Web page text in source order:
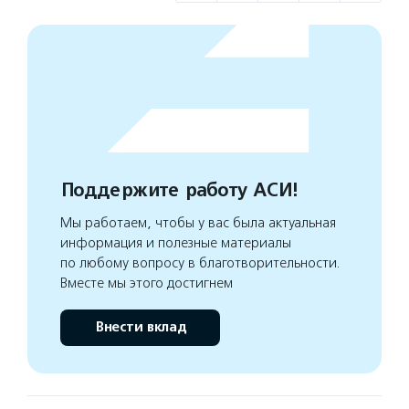
Поддержите работу АСИ!
Мы работаем, чтобы у вас была актуальная
информация и полезные материалы
по любому вопросу в благотворительности.
Вместе мы этого достигнем
Внести вклад